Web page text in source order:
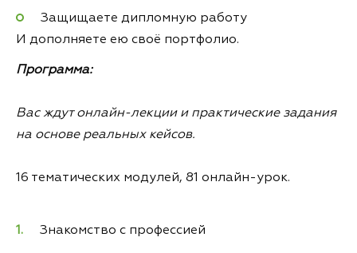
Защищаете дипломную работу
И дополняете ею своё портфолио.
Программа:
Вас ждут онлайн-лекции и практические задания
на основе реальных кейсов.
16 тематических модулей, 81 онлайн-урок.
Знакомство с профессией